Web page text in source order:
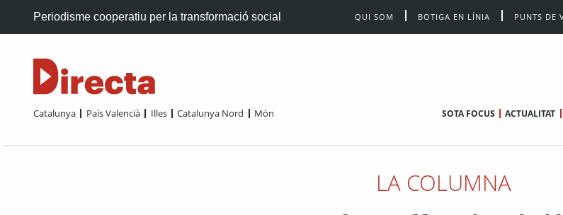
Periodisme cooperatiu per la transformació social QUI SOM BOTIGA EN LÍNIA PUNTS DE
Catalunya País Valencià Illes Catalunya Nord Món SOTA FOCUS ACTUALITAT
LA COLUMNA